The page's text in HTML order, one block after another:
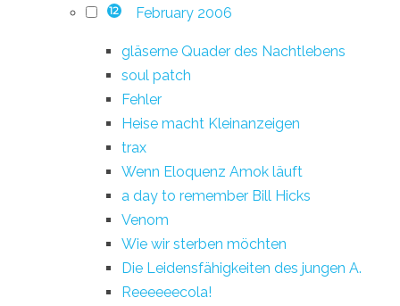
12 February 2006
gläserne Quader des Nachtlebens
soul patch
Fehler
Heise macht Kleinanzeigen
trax
Wenn Eloquenz Amok läuft
a day to remember Bill Hicks
Venom
Wie wir sterben möchten
Die Leidensfähigkeiten des jungen A.
Reeeeeecola!